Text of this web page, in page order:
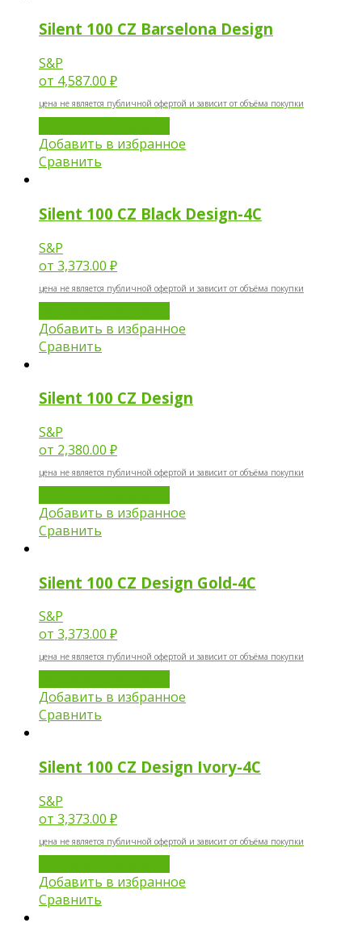
Silent 100 CZ Barselona Design
S&P
от 4,587.00 ₽
цена не является публичной офертой и зависит от объёма покупки
Добавить в избранное
Сравнить
Silent 100 CZ Black Design-4C
S&P
от 3,373.00 ₽
цена не является публичной офертой и зависит от объёма покупки
Добавить в избранное
Сравнить
Silent 100 CZ Design
S&P
от 2,380.00 ₽
цена не является публичной офертой и зависит от объёма покупки
Добавить в избранное
Сравнить
Silent 100 CZ Design Gold-4C
S&P
от 3,373.00 ₽
цена не является публичной офертой и зависит от объёма покупки
Добавить в избранное
Сравнить
Silent 100 CZ Design Ivory-4C
S&P
от 3,373.00 ₽
цена не является публичной офертой и зависит от объёма покупки
Добавить в избранное
Сравнить